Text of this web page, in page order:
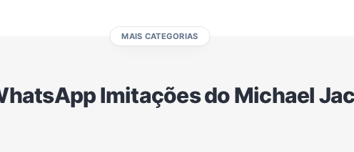
Memes, Engraçados e Zoeira
MAIS CATEGORIAS
Imitações do Michael